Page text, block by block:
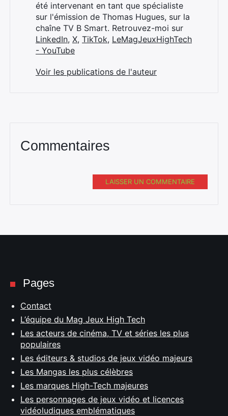
été intervenant en tant que spécialiste
sur l'émission de Thomas Hugues, sur la
chaîne TV B Smart. Retrouvez-moi sur
LinkedIn, X, TikTok, LeMagJeuxHighTech
- YouTube
Voir les publications de l'auteur
Commentaires
LAISSER UN COMMENTAIRE
Pages
Contact
L’équipe du Mag Jeux High Tech
Les acteurs de cinéma, TV et séries les plus
populaires
Les éditeurs & studios de jeux vidéo majeurs
Les Mangas les plus célèbres
Les marques High-Tech majeures
Les personnages de jeux vidéo et licences
vidéoludiques emblématiques